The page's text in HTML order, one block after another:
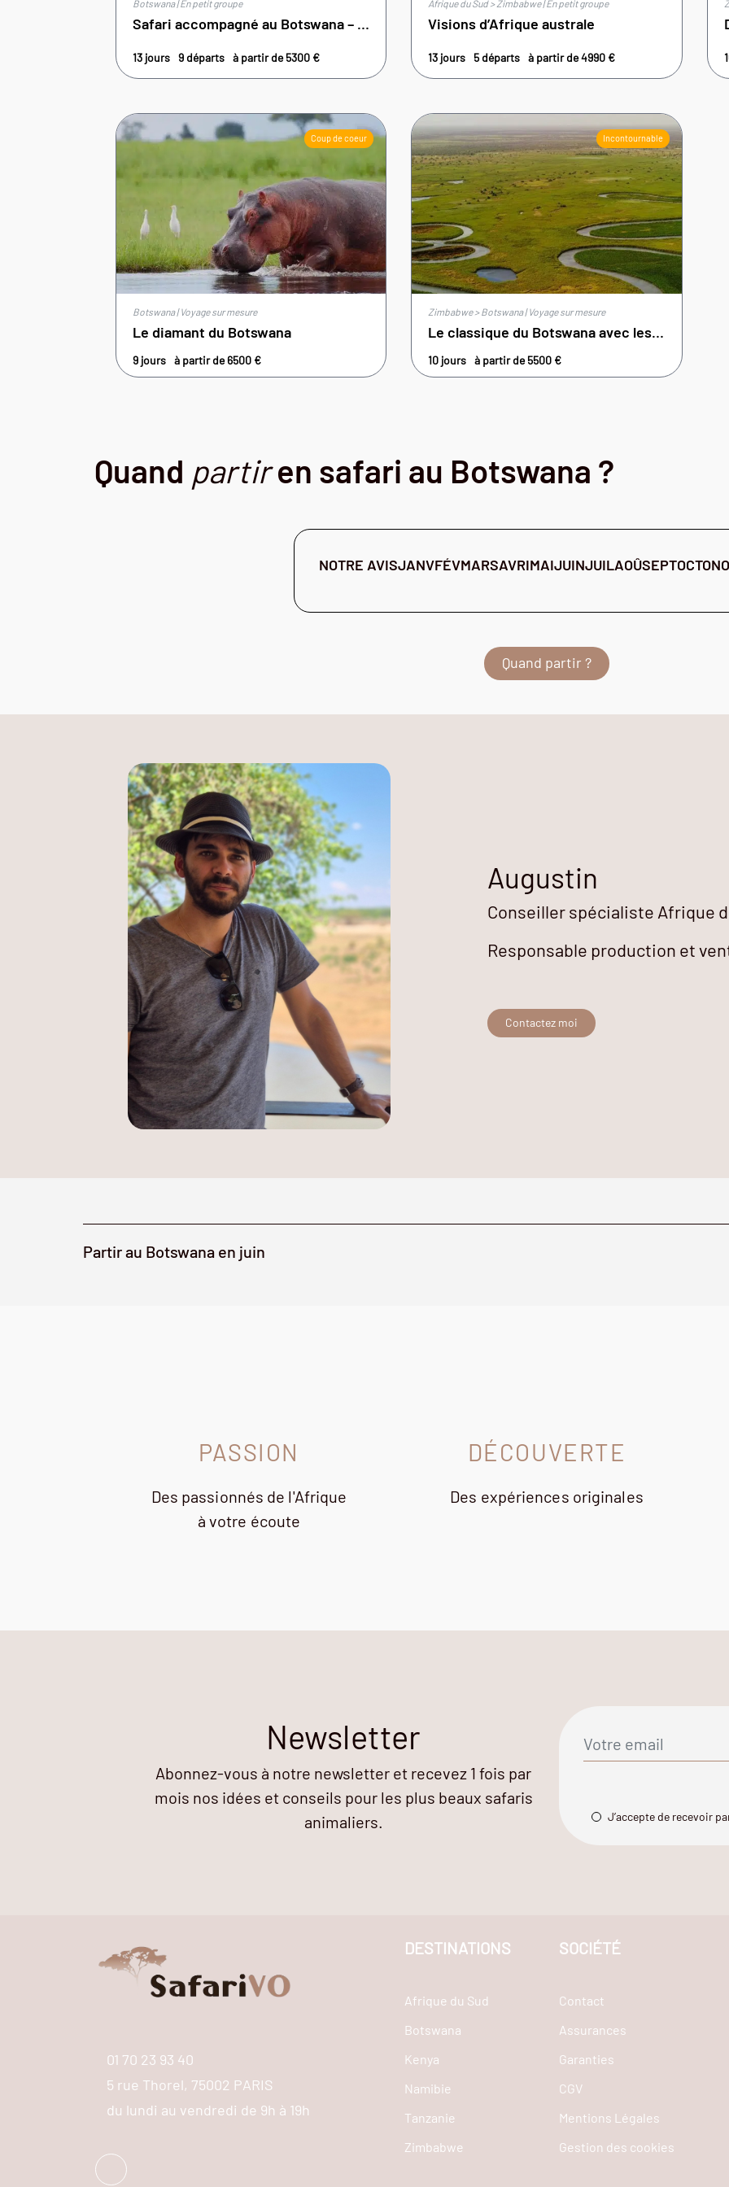
Botswana | En petit groupe
Safari accompagné au Botswana – 10J
13 jours 9 départs à partir de5300 €
Afrique du Sud > Zimbabwe | En petit groupe
Visions d’Afrique australe
13 jours 5 départs à partir de4990 €
Coup de coeur
Botswana | Voyage sur mesure
Le diamant du Botswana
9 jours à partir de6500 €
Incontournable
Zimbabwe > Botswana | Voyage sur mesure
Le classique du Botswana avec les Chutes Victoria
10 jours à partir de5500 €
Quand partiren safari au Botswana ?
NOTRE AVISJANVFÉVMARSAVRIMAIJUINJUILAOÛSEPTOCTO
Quand partir ?
Augustin
Conseiller spécialiste Afrique
Responsable production et
Contactez moi
Partir au Botswana en juin
PASSION
Des passionnés de l'Afrique
à votre écoute
DÉCOUVERTE
Des expériences originales
Newsletter
Abonnez-vous à notre newsletter et recevez 1 fois par
mois nos idées et conseils pour les plus beaux safaris
animaliers.
J’accepte de recevoir
01 70 23 93 40
5 rue Thorel, 75002 PARIS
du lundi au vendredi de 9h à 19h
DESTINATIONS
Afrique du Sud
Botswana
Kenya
Namibie
Tanzanie
Zimbabwe
SOCIÉTÉ
Contact
Assurances
Garanties
CGV
Mentions Légales
Gestion des cookies